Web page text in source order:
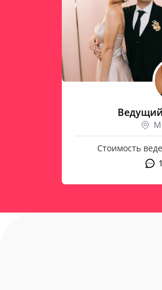
Стоимость